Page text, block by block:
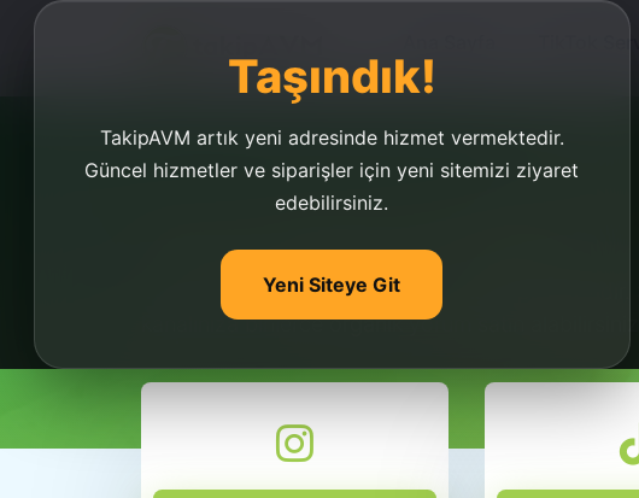
Taşındık!
TakipAVM artık yeni adresinde hizmet vermektedir.
Güncel hizmetler ve siparişler için yeni sitemizi ziyaret
edebilirsiniz.
Yeni Siteye Git
TikTok
Yorum hilesi Youtube için çok fazla
kanalınıza binlerce organik yorum satın alabilirsiniz.